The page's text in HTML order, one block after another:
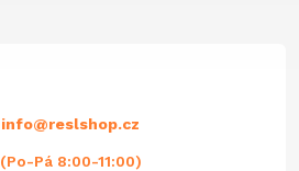
info@reslshop.cz
(Po-Pá 8:00-11:00)